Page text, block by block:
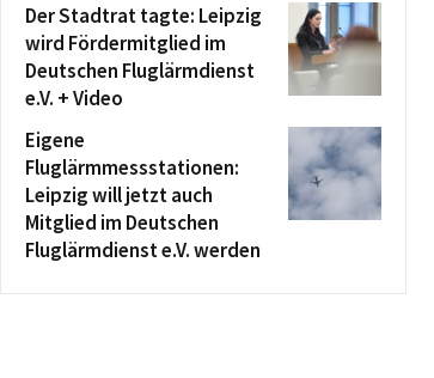
Der Stadtrat tagte: Leipzig
wird Fördermitglied im
Deutschen Fluglärmdienst
e.V. + Video
Eigene
Fluglärmmessstationen:
Leipzig will jetzt auch
Mitglied im Deutschen
Fluglärmdienst e.V. werden